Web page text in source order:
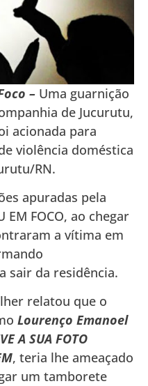
– Uma guarnição
de Jucurutu,
acionada para
violência doméstica
RN.
apuradas pela
EM FOCO, ao chegar
a vítima em
sair da residência.
relatou que o
Lourenço Emanoel
A SUA FOTO
, teria lhe ameaçado
um tamborete